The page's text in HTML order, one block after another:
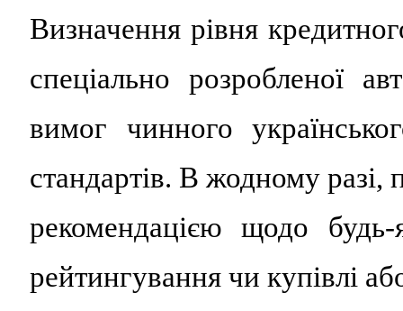
Визначення рівня
спеціально розробленої
вимог чинного
стандартів. В жодному
рекомендацією щодо
рейтингування чи купівлі